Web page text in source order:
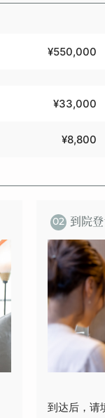
¥550,000
¥33,000
¥8,800
02 到院
到达后，请